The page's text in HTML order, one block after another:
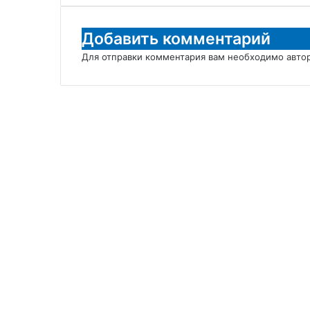
Добавить комментарий
Для отправки комментария вам необходимо